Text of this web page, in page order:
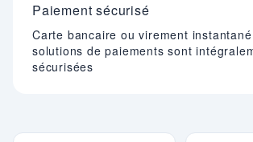
Paiement sécurisé
Carte bancaire ou virement
solutions de paiements sont
sécurisées